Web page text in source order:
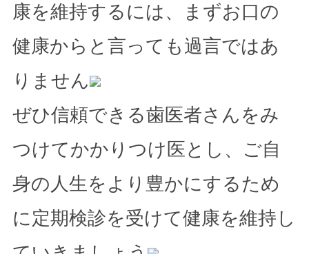
康を維持するには、まずお口の
健康からと言っても過言ではあ
りません
ぜひ信頼できる歯医者さんをみ
つけてかかりつけ医とし、ご自
身の人生をより豊かにするため
に定期検診を受けて健康を維持し